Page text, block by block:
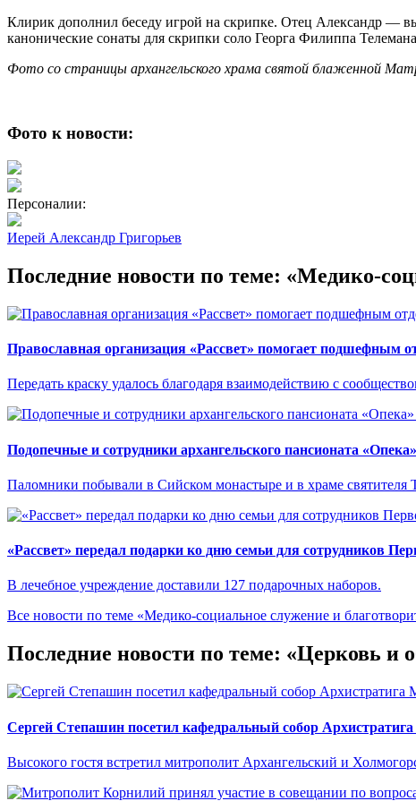
Клирик дополнил беседу игрой на скрипке. Отец Александр —
канонические сонаты для скрипки соло Георга Филиппа
Фото со страницы архангельского храма святой блаженной
Фото к новости:
Персоналии:
Иерей Александр Григорьев
Последние новости по теме: «Медико-
Православная организация «Рассвет» помогает подшефным
Передать краску удалось благодаря взаимодействию с
Подопечные и сотрудники архангельского пансионата
Паломники побывали в Сийском монастыре и в храме святителя
«Рассвет» передал подарки ко дню семьи для сотрудников
В лечебное учреждение доставили 127 подарочных наборов.
Все новости по теме «Медико-социальное служение и
Последние новости по теме: «Церковь и
Сергей Степашин посетил кафедральный собор
Высокого гостя встретил митрополит Архангельский и